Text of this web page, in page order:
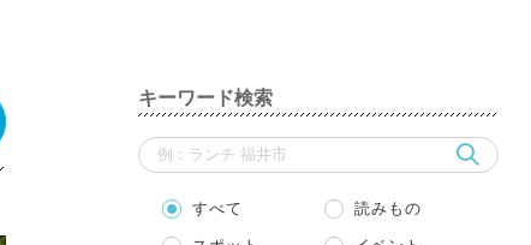
キーワード検索
すべて 読みもの